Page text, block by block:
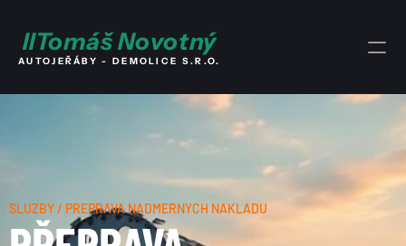
IITomáš Novotný
AUTOJEŘÁBY - DEMOLICE S.R.O.
SLUŽBY / PŘEPRAVA NADMĚRNÝCH NÁKLADŮ